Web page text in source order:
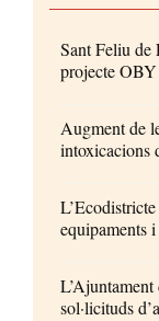
Sant Feliu de
projecte OBY
Augment de
intoxicacions
equipaments
sol·licituds